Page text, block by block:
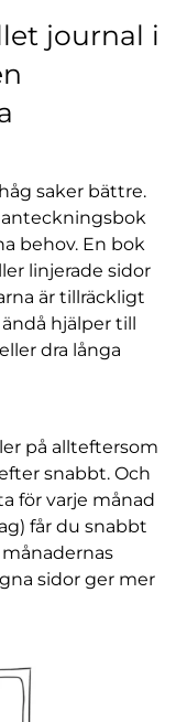
journal i
saker bättre.
anteckningsbok
behov. En bok
linjerade sidor
är tillräckligt
hjälper till
dra långa
på allteftersom
snabbt. Och
för varje månad
får du snabbt
sidor ger mer